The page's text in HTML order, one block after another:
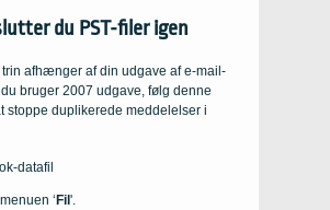
du PST-filer igen
trin afhænger af din udgave af e-mail-
bruger 2007 udgave, følg denne
stoppe duplikerede meddelelser i
‘ Fil '.